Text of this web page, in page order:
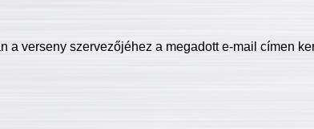
a verseny szervezőjéhez a megadott e-mail címen